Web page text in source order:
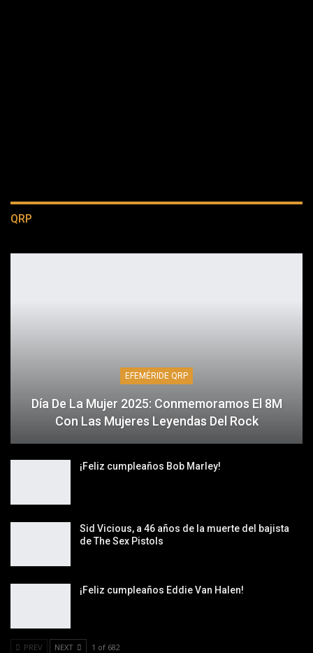
QRP
EFEMÉRIDE QRP
Día De La Mujer 2025: Conmemoramos El 8M
Con Las Mujeres Leyendas Del Rock
¡Feliz cumpleaños Bob Marley!
Sid Vicious, a 46 años de la muerte del bajista
de The Sex Pistols
¡Feliz cumpleaños Eddie Van Halen!
PREV NEXT 1 of 682